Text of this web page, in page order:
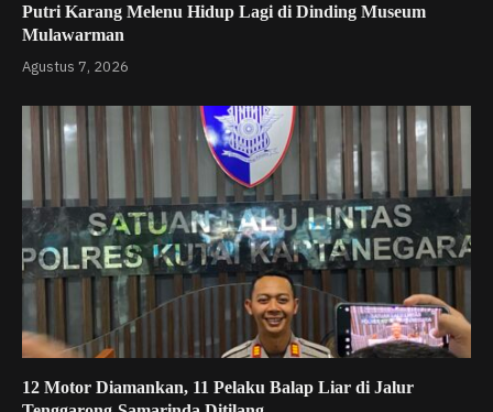
Putri Karang Melenu Hidup Lagi di Dinding Museum
Mulawarman
Agustus 7, 2026
12 Motor Diamankan, 11 Pelaku Balap Liar di Jalur